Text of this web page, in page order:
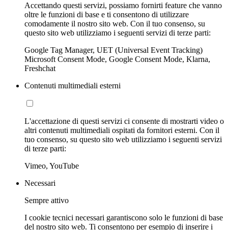
Accettando questi servizi, possiamo fornirti feature che vanno
oltre le funzioni di base e ti consentono di utilizzare
comodamente il nostro sito web. Con il tuo consenso, su
questo sito web utilizziamo i seguenti servizi di terze parti:
Google Tag Manager, UET (Universal Event Tracking)
Microsoft Consent Mode, Google Consent Mode, Klarna,
Freshchat
Contenuti multimediali esterni
L'accettazione di questi servizi ci consente di mostrarti video o
altri contenuti multimediali ospitati da fornitori esterni. Con il
tuo consenso, su questo sito web utilizziamo i seguenti servizi
di terze parti:
Vimeo, YouTube
Necessari
Sempre attivo
I cookie tecnici necessari garantiscono solo le funzioni di base
del nostro sito web. Ti consentono per esempio di inserire i